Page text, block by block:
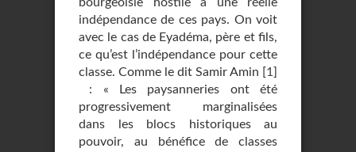
indépendance de ces pays. On voit
avec le cas de Eyadéma, père et fils,
ce qu’est l’indépendance pour cette
classe. Comme le dit Samir Amin [1 ]
: « Les paysanneries ont été
progressivement marginalisées
dans les blocs historiques au
pouvoir, au bénéfice de classes